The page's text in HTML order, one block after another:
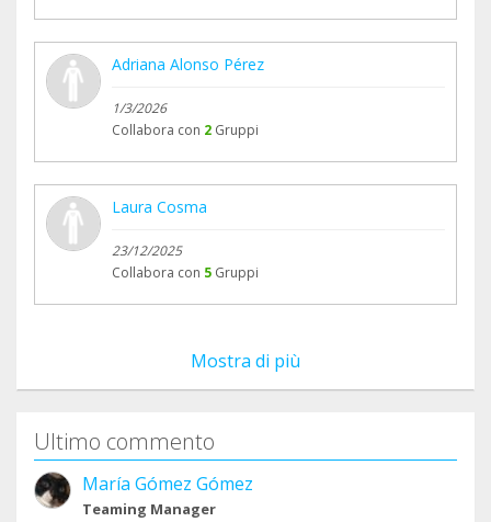
Adriana Alonso Pérez
1/3/2026
Collabora con 2 Gruppi
Laura Cosma
23/12/2025
Collabora con 5 Gruppi
Mostra di più
Ultimo commento
María Gómez Gómez
Teaming Manager